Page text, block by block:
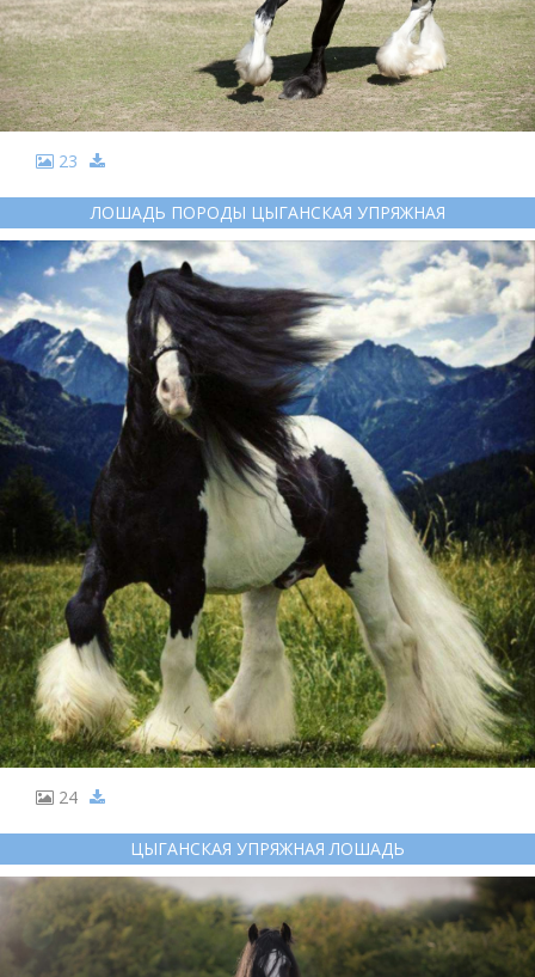
23
ЛОШАДЬ ПОРОДЫ ЦЫГАНСКАЯ УПРЯЖНАЯ
24
ЦЫГАНСКАЯ УПРЯЖНАЯ ЛОШАДЬ